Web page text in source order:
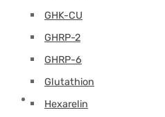
GHK-CU
GHRP-2
GHRP-6
Glutathion
Hexarelin